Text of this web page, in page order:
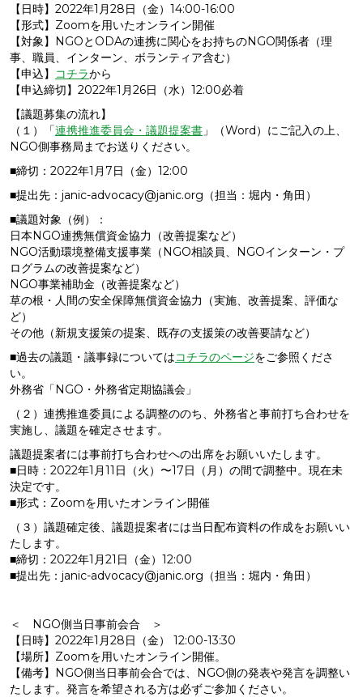
【日時】2022年1月28日（金）14:00-16:00
【形式】Zoomを用いたオンライン開催
【対象】NGOとODAの連携に関心をお持ちのNGO関係者（理
事、職員、インターン、ボランティア含む）
【申込】
コチラから
【申込締切】2022年1月26日（水）12:00必着
【議題募集の流れ】
（１）「連携推進委員会・議題提案書 」（Word）にご記入の上、
NGO側事務局までお送りください。
■締切：2022年1月7日（金）12:00
■提出先：janic-advocacy@janic.org（担当：堀内・角田）
■議題対象（例）：
日本NGO連携無償資金協力（改善提案など）
NGO活動環境整備支援事業（NGO相談員、NGOインターン・プ
ログラムの改善提案など）
NGO事業補助金（改善提案など）
草の根・人間の安全保障無償資金協力（実施、改善提案、評価な
ど）
その他（新規支援策の提案、既存の支援策の改善要請など）
■過去の議題・議事録についてはコチラのページをご参照くださ
い。
外務省「NGO・外務省定期協議会」
（２）連携推進委員による調整ののち、外務省と事前打ち合わせを
実施し、議題を確定させます。
議題提案者には事前打ち合わせへの出席をお願いいたします。
■日時：2022年1月11日（火）〜17日（月）の間で調整中。現在未
決定です。
■形式：Zoomを用いたオンライン開催
（３）議題確定後、議題提案者には当日配布資料の作成をお願いい
たします。
■締切：2022年1月21日（金）12:00
■提出先：janic-advocacy@janic.org（担当：堀内・角田）
＜ NGO側当日事前会合 ＞
【日時】2022年1月28日（金） 12:00-13:30
【場所】Zoomを用いたオンライン開催。
【備考】NGO側当日事前会合では、NGO側の発表や発言を調整い
たします。発言を希望される方は必ずご参加ください。